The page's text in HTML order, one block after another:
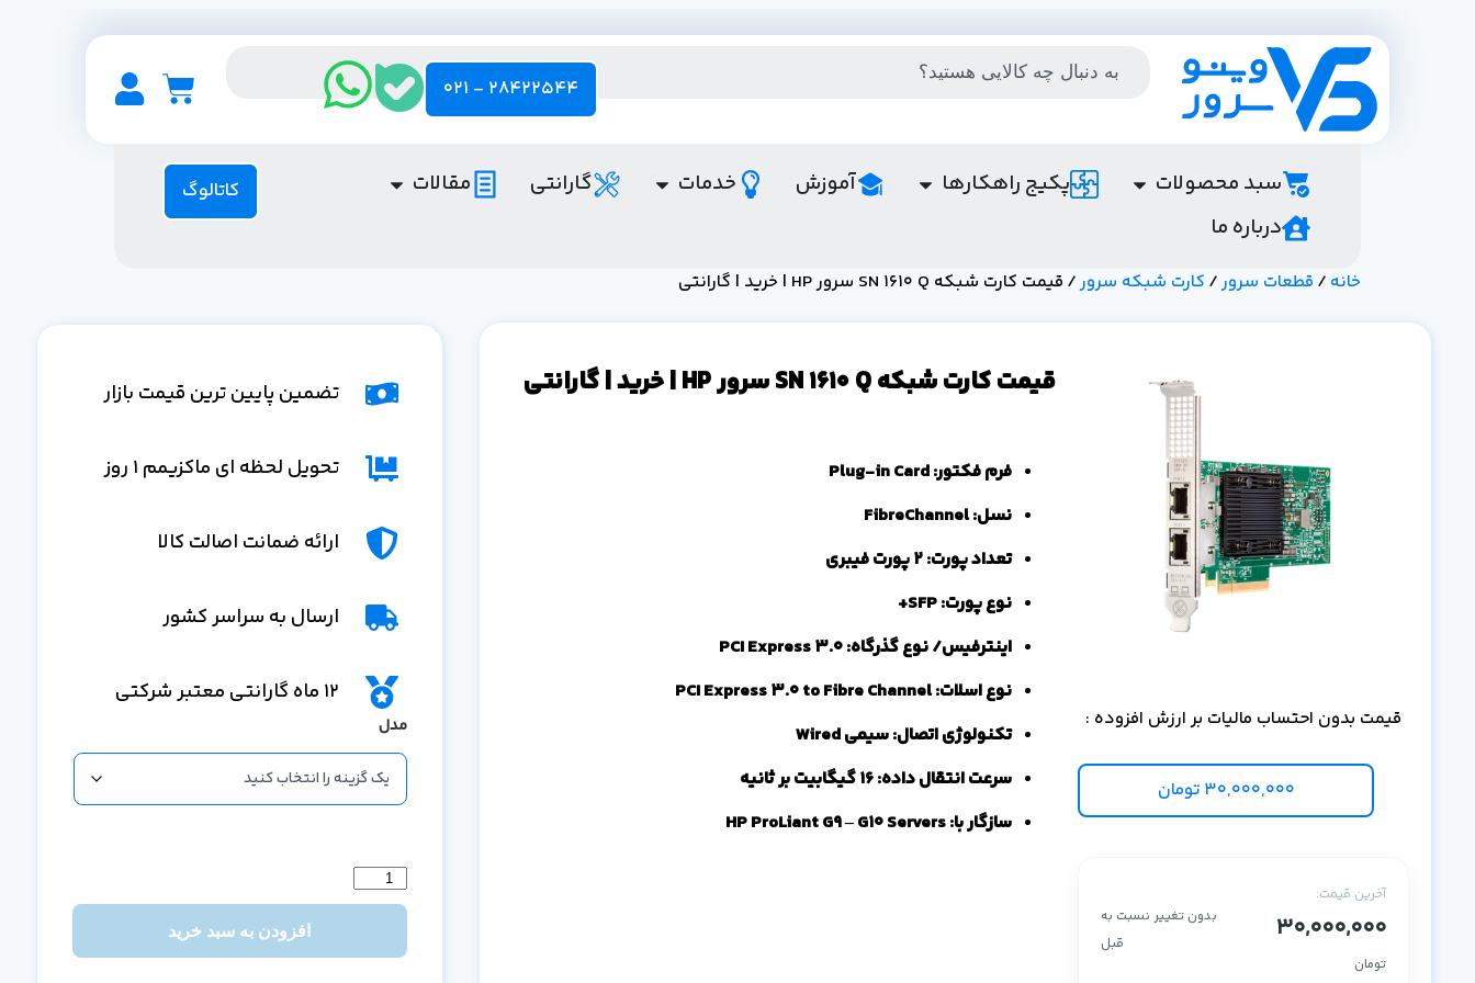
28422544 - 021
سبد محصولات پکیج راهکارها آموزش خدمات گارانتی
مقالات
درباره ما
کاتالوگ
خانه / قطعات سرور/ کارت شبکه سرور/ قیمت کارت شبکه SN 1610 Q سرور HP | خرید | گارانتی
قیمت بدون احتساب مالیات بر ارزش افزوده :
30,000,000 تومان
آخرین قیمت:
30,000,000
تومان
بدون تغییر نسبت به
قبل
قیمت کارت شبکه SN 1610 Q سرور HP | خرید | گارانتی
فرم فکتور: Plug-in Card
نسل: FibreChannel
تعداد پورت: ۲ پورت فیبری
نوع پورت: SFP+
اینترفیس/ نوع گذرگاه: PCI Express 3.0
نوع اسلات: PCI Express 3.0 to Fibre Channel
تکنولوژی اتصال: سیمی Wired
سرعت انتقال داده: ۱۶ گیگابیت بر ثانیه
سازگار با: HP ProLiant G9 – G10 Servers
تضمین پایین ترین قیمت بازار
تحویل لحظه ای ماکزیمم 1 روز
ارائه ضمانت اصالت کالا
ارسال به سراسر کشور
12 ماه گارانتی معتبر شرکتی
مدل
افزودن به سبد خرید